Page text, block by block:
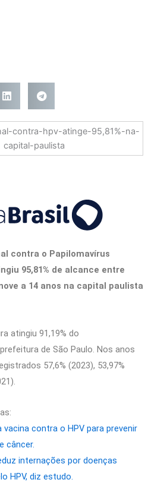
contra o Papilomavírus
95,81% de alcance entre
a 14 anos na capital paulista
atingiu 91,19% do
de São Paulo. Nos anos
57,6% (2023), 53,97%
vacina contra o HPV para prevenir
câncer.
internações por doenças
HPV, diz estudo.